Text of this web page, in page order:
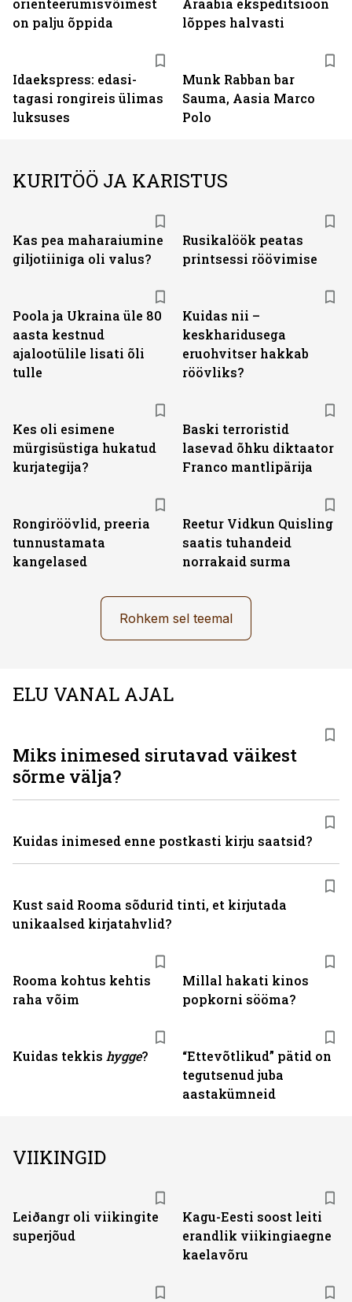
orienteerumisvõimest
on palju õppida
Araabia ekspeditsioon
lõppes halvasti
Idaekspress: edasi-
tagasi rongireis ülimas
luksuses
Munk Rabban bar
Sauma, Aasia Marco
Polo
KURITÖÖ JA KARISTUS
Kas pea maharaiumine
giljotiiniga oli valus?
Rusikalöök peatas
printsessi röövimise
Poola ja Ukraina üle 80
aasta kestnud
ajalootülile lisati õli
tulle
Kuidas nii –
keskharidusega
eruohvitser hakkab
röövliks?
Kes oli esimene
mürgisüstiga hukatud
kurjategija?
Baski terroristid
lasevad õhku diktaator
Franco mantlipärija
Rongiröövlid, preeria
tunnustamata
kangelased
Reetur Vidkun Quisling
saatis tuhandeid
norrakaid surma
Rohkem sel teemal
ELU VANAL AJAL
Rooma kohtus kehtis
raha võim
Millal hakati kinos
popkorni sööma?
Kuidas tekkis hygge?
“Ettevõtlikud” pätid on
tegutsenud juba
aastakümneid
Miks inimesed sirutavad väikest
sõrme välja?
Kuidas inimesed enne postkasti kirju saatsid?
Kust said Rooma sõdurid tinti, et kirjutada
unikaalsed kirjatahvlid?
VIIKINGID
Leiðangr oli viikingite
superjõud
Kagu-Eesti soost leiti
erandlik viikingiaegne
kaelavõru